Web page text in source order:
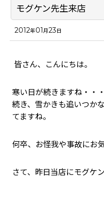
モグケン先生来店
2012年01月23日
皆さん、こんにちは。
寒い日が続きますね・・
続き、雪かきも追いつか
てますね。
何卒、お怪我や事故にお
さて、昨日当店にモグケ